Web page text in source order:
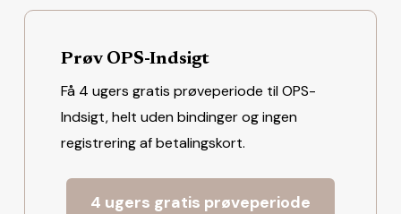
Prøv OPS-Indsigt
Få 4 ugers gratis prøveperiode til OPS-
Indsigt, helt uden bindinger og ingen
registrering af betalingskort.
4 ugers gratis prøveperiode